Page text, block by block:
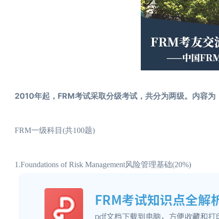
2010年起，FRM考试采取分级考试，共分为两级。内容为
FRM一级科目(共100题)
1.Foundations of Risk Management风险管理基础(20%)